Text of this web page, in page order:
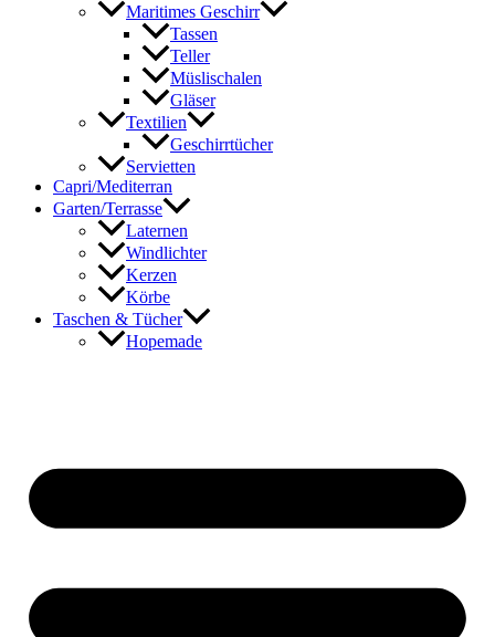
Maritimes Geschirr
Tassen
Teller
Müslischalen
Gläser
Textilien
Geschirrtücher
Servietten
Capri/Mediterran
Garten/Terrasse
Laternen
Windlichter
Kerzen
Körbe
Taschen & Tücher
Hopemade